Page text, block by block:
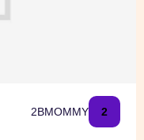
2
2BMOMMY